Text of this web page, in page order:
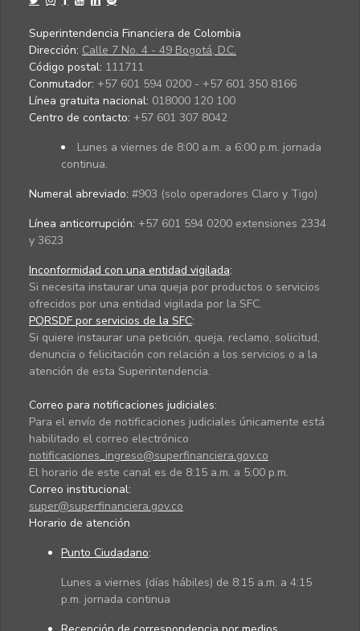
Superintendencia Financiera de Colombia
Dirección: Calle 7 No. 4 - 49 Bogotá, D.C.
Código postal: 111711
Conmutador: +57 601 594 0200 - +57 601 350 8166
Línea gratuita nacional: 018000 120 100
Centro de contacto: +57 601 307 8042
Lunes a viernes de 8:00 a.m. a 6:00 p.m. jornada
continua.
Numeral abreviado: #903 (solo operadores Claro y Tigo)
Línea anticorrupción: +57 601 594 0200 extensiones 2334
y 3623
Inconformidad con una entidad vigilada:
Si necesita instaurar una queja por productos o servicios
ofrecidos por una entidad vigilada por la SFC.
PQRSDF por servicios de la SFC:
Si quiere instaurar una petición, queja, reclamo, solicitud,
denuncia o felicitación con relación a los servicios o a la
atención de esta Superintendencia.
Correo para notificaciones judiciales:
Para el envío de notificaciones judiciales únicamente está
habilitado el correo electrónico
notificaciones_ingreso@superfinanciera.gov.co
El horario de este canal es de 8:15 a.m. a 5:00 p.m.
Correo institucional:
super@superfinanciera.gov.co
Horario de atención
Punto Ciudadano:
Lunes a viernes (días hábiles) de 8:15 a.m. a 4:15
p.m. jornada continua